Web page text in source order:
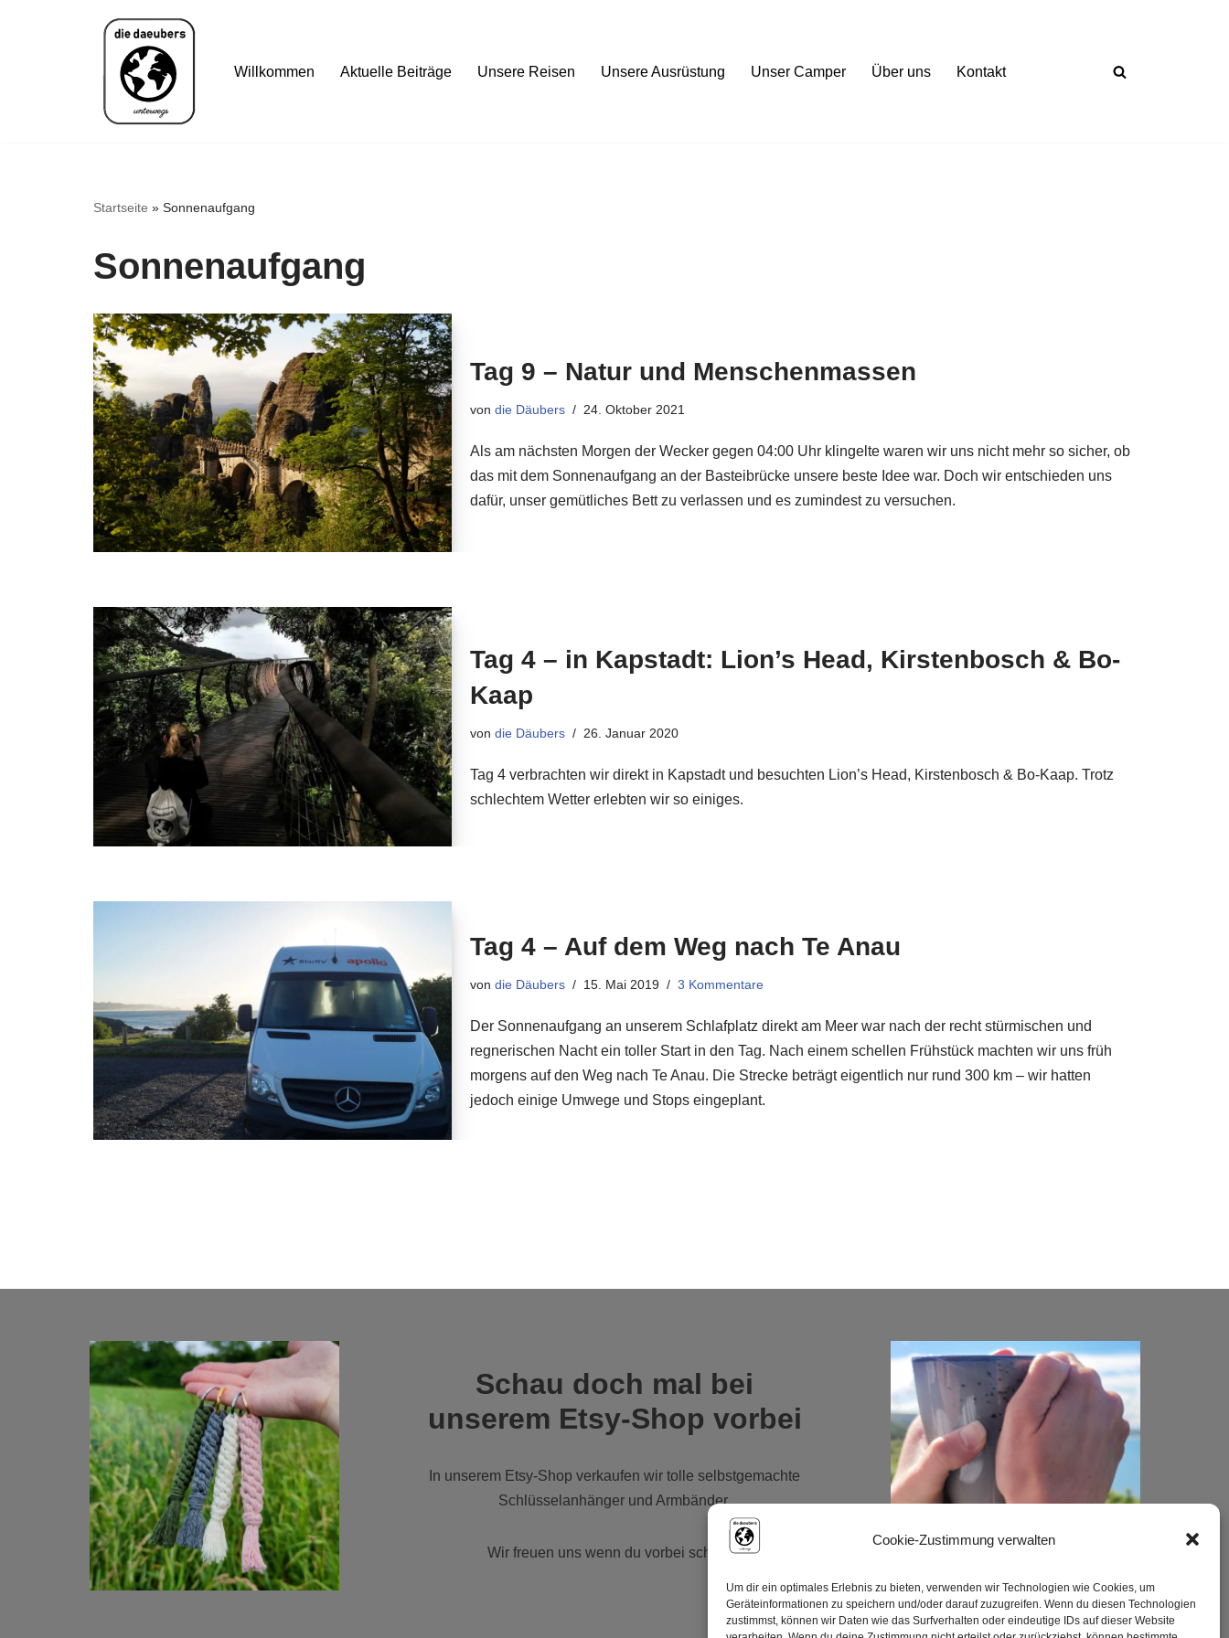
Cookie-Zustimmung verwalten
Um dir ein optimales Erlebnis zu bieten, verwenden wir Technologien wie Cookies, um
Geräteinformationen zu speichern und/oder darauf zuzugreifen. Wenn du diesen Technologien
zustimmst, können wir Daten wie das Surfverhalten oder eindeutige IDs auf dieser Website
Willkommen Aktuelle Beiträge Unsere Reisen Unsere Ausrüstung Unser Camper Über uns Kontakt
Startseite » Sonnenaufgang
Sonnenaufgang
Tag 9 – Natur und Menschenmassen
von die Däubers 24. Oktober 2021
Als am nächsten Morgen der Wecker gegen 04:00 Uhr klingelte waren wir uns nicht mehr so sicher, ob
das mit dem Sonnenaufgang an der Basteibrücke unsere beste Idee war. Doch wir entschieden uns
dafür, unser gemütliches Bett zu verlassen und es zumindest zu versuchen.
Tag 4 – in Kapstadt: Lion’s Head, Kirstenbosch & Bo-
Kaap
von die Däubers 26. Januar 2020
Tag 4 verbrachten wir direkt in Kapstadt und besuchten Lion’s Head, Kirstenbosch & Bo-Kaap. Trotz
schlechtem Wetter erlebten wir so einiges.
Tag 4 – Auf dem Weg nach Te Anau
von die Däubers 15. Mai 2019 3 Kommentare
Der Sonnenaufgang an unserem Schlafplatz direkt am Meer war nach der recht stürmischen und
regnerischen Nacht ein toller Start in den Tag. Nach einem schellen Frühstück machten wir uns früh
morgens auf den Weg nach Te Anau. Die Strecke beträgt eigentlich nur rund 300 km – wir hatten
jedoch einige Umwege und Stops eingeplant.
Schau doch mal bei
unserem Etsy-Shop vorbei
In unserem Etsy-Shop verkaufen wir tolle selbstgemachte
Schlüsselanhänger und Armbänder.
Wir freuen uns wenn du vorbei schaust.